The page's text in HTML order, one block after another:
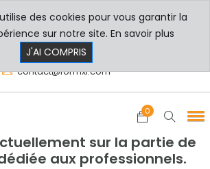
PARTICULIERS
contact@formxl.com
0
sur la partie de
aux professionnels.
des cookies pour vous garantir la
sur notre site. En savoir plus
J'AI COMPRIS